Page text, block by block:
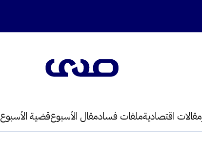
مقالات اقتصاديةملفات فسادمقال الأسبوعقضية الأسبوع